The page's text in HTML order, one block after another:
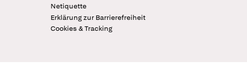
Netiquette
Erklärung zur Barrierefreiheit
Cookies & Tracking